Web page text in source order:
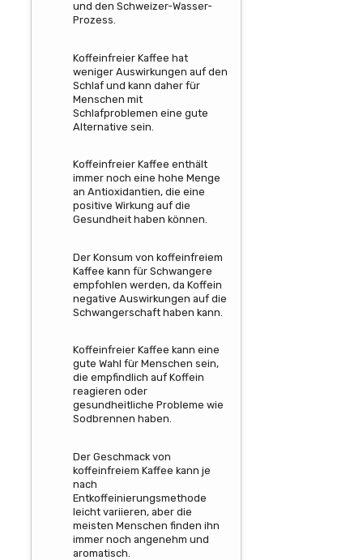
und den Schweizer-Wasser-
Prozess.
Koffeinfreier Kaffee hat
weniger Auswirkungen auf den
Schlaf und kann daher für
Menschen mit
Schlafproblemen eine gute
Alternative sein.
Koffeinfreier Kaffee enthält
immer noch eine hohe Menge
an Antioxidantien, die eine
positive Wirkung auf die
Gesundheit haben können.
Der Konsum von koffeinfreiem
Kaffee kann für Schwangere
empfohlen werden, da Koffein
negative Auswirkungen auf die
Schwangerschaft haben kann.
Koffeinfreier Kaffee kann eine
gute Wahl für Menschen sein,
die empfindlich auf Koffein
reagieren oder
gesundheitliche Probleme wie
Sodbrennen haben.
Der Geschmack von
koffeinfreiem Kaffee kann je
nach
Entkoffeinierungsmethode
leicht variieren, aber die
meisten Menschen finden ihn
immer noch angenehm und
aromatisch.